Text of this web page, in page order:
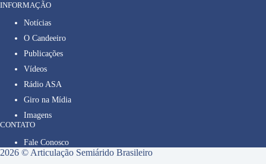
INFORMAÇÃO
Notícias
O Candeeiro
Publicações
Vídeos
Rádio ASA
Giro na Mídia
Imagens
CONTATO
Fale Conosco
2026 © Articulação Semiárido Brasileiro